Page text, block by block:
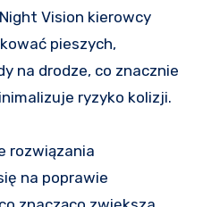
Vision kierowcy
pieszych,
na drodze, co znacznie
ryzyko kolizji.
rozwiązania
na poprawie